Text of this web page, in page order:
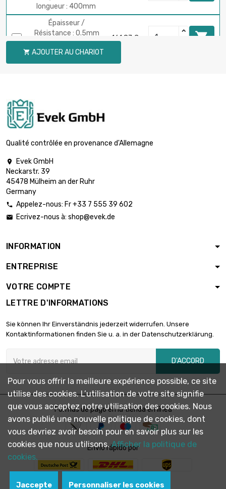
longueur : 400mm
Épaisseur /
Résistance : 0.5mm
largeur : 100mm
longueur : 500mm
161,87 € 
Épaisseur /
Résistance : 0.5mm
longueur : 700mm
Épaisseur /
Résistance : 0.5mm
largeur : 100mm
longueur : 800mm
Résistance : 0.5mm
longueur : 900mm
Résistance : 0.5mm
longueur : 1000mm
Épaisseur /
longueur : 150mm
largeur : 150mm
72,85 €
Résistance : 0.5mm
largeur : 150mm

Épaisseur /
Résistance : 0.5mm
longueur : 250mm
largeur : 150mm
121,40 € 
Épaisseur /
Résistance : 0.5mm
longueur : 300mm
145,68 €
 AJOUTER AU CHARIOT
Qualité contrôlée en provenance d'Allemagne

Evek GmbH
Neckarstr. 39
45478 Mülheim an der Ruhr
Germany
 Appelez-nous: Fr +33 7 555 39 602
 Ecrivez-nous à: shop@evek.de
INFORMATION
ENTREPRISE
VOTRE COMPTE
LETTRE D'INFORMATIONS
Sie können Ihr Einverständnis jederzeit widerrufen. Unsere
Kontaktinformationen finden Sie u. a. in der Datenschutzerklärung.
D'ACCORD
Formas de pago en la tienda en línea
Envío rápido por
Pour vous offrir la meilleure expérience possible, ce site
utilise des cookies. L’utilisation de votre site signifie
que vous acceptez notre utilisation des cookies. Nous
avons publié une nouvelle politique de cookies, dont
vous devriez avoir besoin pour en savoir plus sur les
cookies que nous utilisons.Afficher la politique de
cookies.
Jaccepte Personnaliser les cookies